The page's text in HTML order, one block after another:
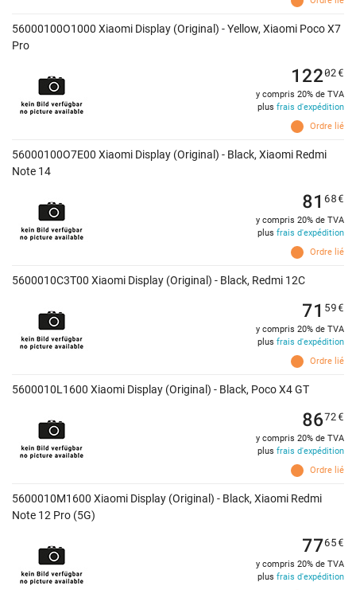
56000100O1000 Xiaomi Display (Original) - Yellow, Xiaomi Poco X7
Pro
Ordre lié
12202€
y compris 20% de TVA
plus frais d'expédition
56000100O7E00 Xiaomi Display (Original) - Black, Xiaomi Redmi
Note 14
Ordre lié
81 68€
y compris 20% de TVA
plus frais d'expédition
5600010C3T00 Xiaomi Display (Original) - Black, Redmi 12C
Ordre lié
71 59€
y compris 20% de TVA
plus frais d'expédition
5600010L1600 Xiaomi Display (Original) - Black, Poco X4 GT
Ordre lié
8672€
y compris 20% de TVA
plus frais d'expédition
5600010M1600 Xiaomi Display (Original) - Black, Xiaomi Redmi
Note 12 Pro (5G)
7765€
y compris 20% de TVA
plus frais d'expédition